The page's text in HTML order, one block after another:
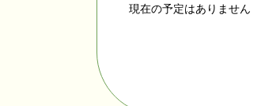
現在の予定はありません